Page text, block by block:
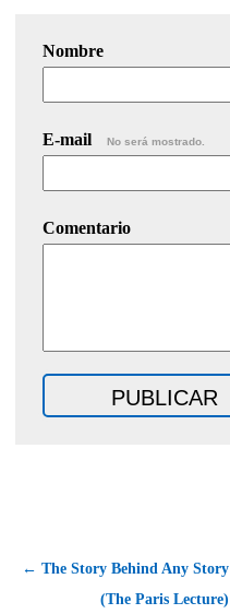
Nombre
E-mail No será mostrado.
Comentario
← The Story Behind Any Story
(The Paris Lecture)